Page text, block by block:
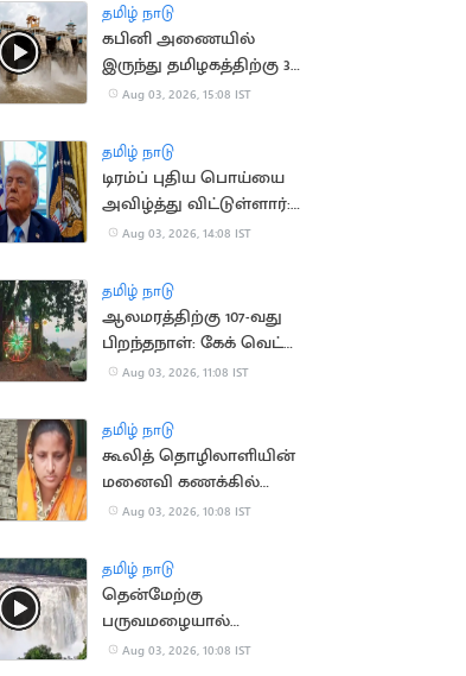
தமிழ் நாடு
கபினி அணையில்
இருந்து தமிழகத்திற்கு 30
ஆயிரம் கன அடி நீர்
Aug 03, 2026, 15:08 IST
தமிழ் நாடு
டிரம்ப் புதிய பொய்யை
அவிழ்த்து விட்டுள்ளார்:
ஈரானிய ஊடகங்கள்
Aug 03, 2026, 14:08 IST
தமிழ் நாடு
ஆலமரத்திற்கு 107-வது
பிறந்தநாள்: கேக் வெட்டி
கொண்டாடிய
Aug 03, 2026, 11:08 IST
தமிழ் நாடு
கூலித் தொழிலாளியின்
மனைவி கணக்கில்
ரூ.100 கோடி வரவு:
Aug 03, 2026, 10:08 IST
தமிழ் நாடு
தென்மேற்கு
பருவமழையால்
ஆர்ப்பரித்து கொட்டும்
Aug 03, 2026, 10:08 IST